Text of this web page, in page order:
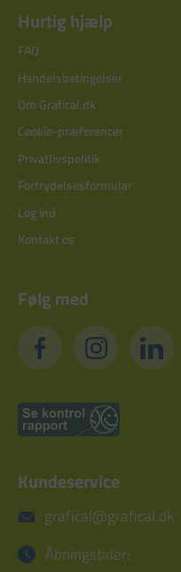
Hurtig hjælp
FAQ
Handelsbetingelser
Om Grafical.dk
Cookie-præferencer
Privatlivspolitik
Fortrydelsesformular
Log ind
Kontakt os
Følg med
Kundeservice
grafical@grafical.dk
Åbningstider: